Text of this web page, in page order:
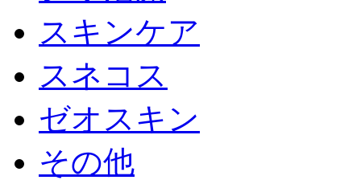
スキンケア
スネコス
ゼオスキン
その他